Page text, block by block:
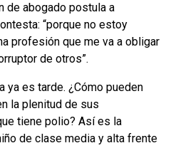
de abogado postula a
“porque no estoy
profesión que me va a obligar
de otros”.
ya es tarde. ¿Cómo pueden
la plenitud de sus
tiene polio? Así es la
de clase media y alta frente